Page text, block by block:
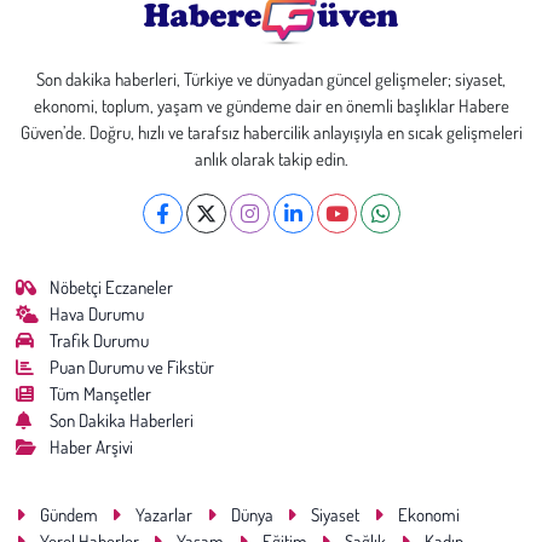
Son dakika haberleri, Türkiye ve dünyadan güncel gelişmeler; siyaset,
ekonomi, toplum, yaşam ve gündeme dair en önemli başlıklar Habere
Güven’de. Doğru, hızlı ve tarafsız habercilik anlayışıyla en sıcak gelişmeleri
anlık olarak takip edin.
Nöbetçi Eczaneler
Hava Durumu
Trafik Durumu
Puan Durumu ve Fikstür
Tüm Manşetler
Son Dakika Haberleri
Haber Arşivi
Gündem Yazarlar Dünya Siyaset
Ekonomi